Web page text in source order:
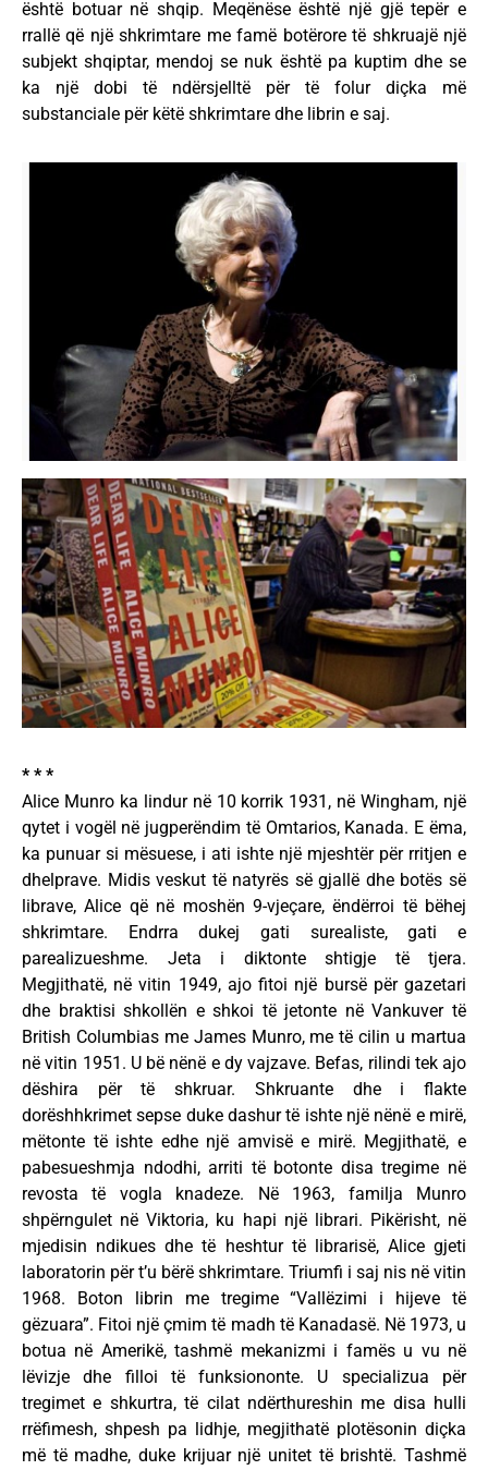
është botuar në shqip. Meqënëse është një gjë tepër e
rrallë që një shkrimtare me famë botërore të shkruajë një
subjekt shqiptar, mendoj se nuk është pa kuptim dhe se
ka një dobi të ndërsjelltë për të folur diçka më
substanciale për këtë shkrimtare dhe librin e saj.
* * *
Alice Munro ka lindur në 10 korrik 1931, në Wingham, një
qytet i vogël në jugperëndim të Omtarios, Kanada. E ëma,
ka punuar si mësuese, i ati ishte një mjeshtër për rritjen e
dhelprave. Midis veskut të natyrës së gjallë dhe botës së
librave, Alice që në moshën 9-vjeçare, ëndërroi të bëhej
shkrimtare. Endrra dukej gati surealiste, gati e
parealizueshme. Jeta i diktonte shtigje të tjera.
Megjithatë, në vitin 1949, ajo fitoi një bursë për gazetari
dhe braktisi shkollën e shkoi të jetonte në Vankuver të
British Columbias me James Munro, me të cilin u martua
në vitin 1951. U bë nënë e dy vajzave. Befas, rilindi tek ajo
dëshira për të shkruar. Shkruante dhe i flakte
dorëshhkrimet sepse duke dashur të ishte një nënë e mirë,
mëtonte të ishte edhe një amvisë e mirë. Megjithatë, e
pabesueshmja ndodhi, arriti të botonte disa tregime në
revosta të vogla knadeze. Në 1963, familja Munro
shpërngulet në Viktoria, ku hapi një librari. Pikërisht, në
mjedisin ndikues dhe të heshtur të librarisë, Alice gjeti
laboratorin për t’u bërë shkrimtare. Triumfi i saj nis në vitin
1968. Boton librin me tregime “Vallëzimi i hijeve të
gëzuara”. Fitoi një çmim të madh të Kanadasë. Në 1973, u
botua në Amerikë, tashmë mekanizmi i famës u vu në
lëvizje dhe filloi të funksiononte. U specializua për
tregimet e shkurtra, të cilat ndërthureshin me disa hulli
rrëfimesh, shpesh pa lidhje, megjithatë plotësonin diçka
më të madhe, duke krijuar një unitet të brishtë. Tashmë